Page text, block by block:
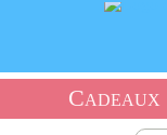
Cadeaux